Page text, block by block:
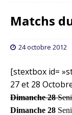
Matchs
24 octobre 2012
[stextbox id=
27 et 28
Dimanche 28
Dimanche 28